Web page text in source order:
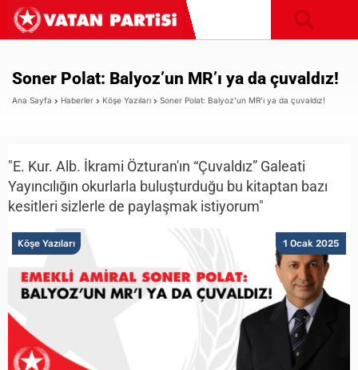
Soner Polat: Balyoz’un MR’ı ya da çuvaldız!
Ana Sayfa Haberler Köşe Yazıları Soner Polat: Balyoz’un MR’ı ya da çuvaldız!
"E. Kur. Alb. İkrami Özturan'ın “Çuvaldız” Galeati
Yayıncılığın okurlarla buluşturduğu bu kitaptan bazı
kesitleri sizlerle de paylaşmak istiyorum"
1 Ocak 2025
Köşe Yazıları